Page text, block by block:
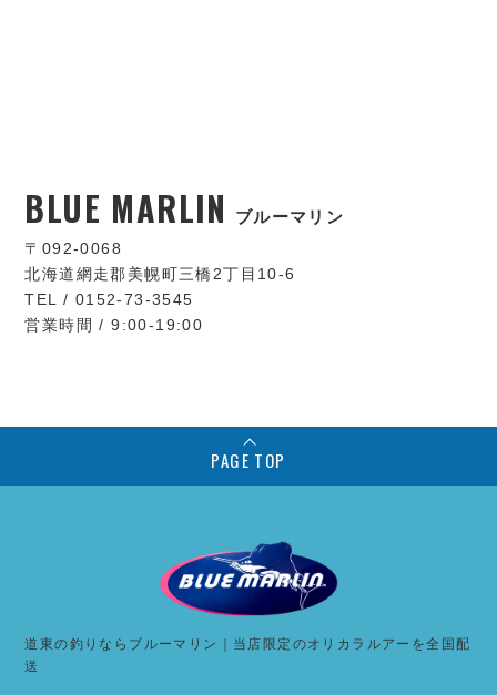
BLUE MARLIN ブルーマリン
〒092-0068
北海道網走郡美幌町三橋2丁目10-6
TEL / 0152-73-3545
営業時間 / 9:00-19:00
PAGE TOP
道東の釣りならブルーマリン｜当店限定のオリカラルアーを全国配
送